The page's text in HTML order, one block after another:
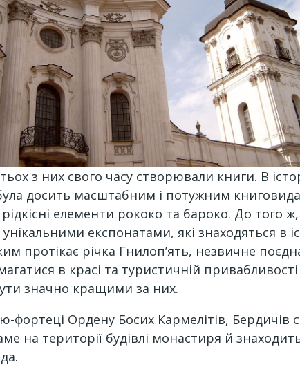
з них свого часу створювали книги. В
була досить масштабним і потужним
елементи рококо та бароко. До того
експонатами, які знаходяться в
протікає річка Гнилоп’ять, незвичне
в красі та туристичній
значно кращими за них.
Ордену Босих Кармелітів, Бердичів
на території будівлі монастиря й